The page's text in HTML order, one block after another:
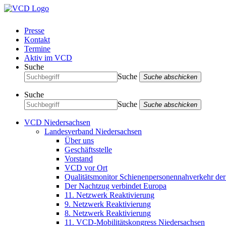
Presse
Kontakt
Termine
Aktiv im VCD
Suche
Suche
Suche abschicken
Suche
Suche
Suche abschicken
VCD Niedersachsen
Landesverband Niedersachsen
Über uns
Geschäftsstelle
Vorstand
VCD vor Ort
Qualitätsmonitor Schienenpersonennahverkehr
Der Nachtzug verbindet Europa
11. Netzwerk Reaktivierung
9. Netzwerk Reaktivierung
8. Netzwerk Reaktivierung
11. VCD-Mobilitätskongress Niedersachsen